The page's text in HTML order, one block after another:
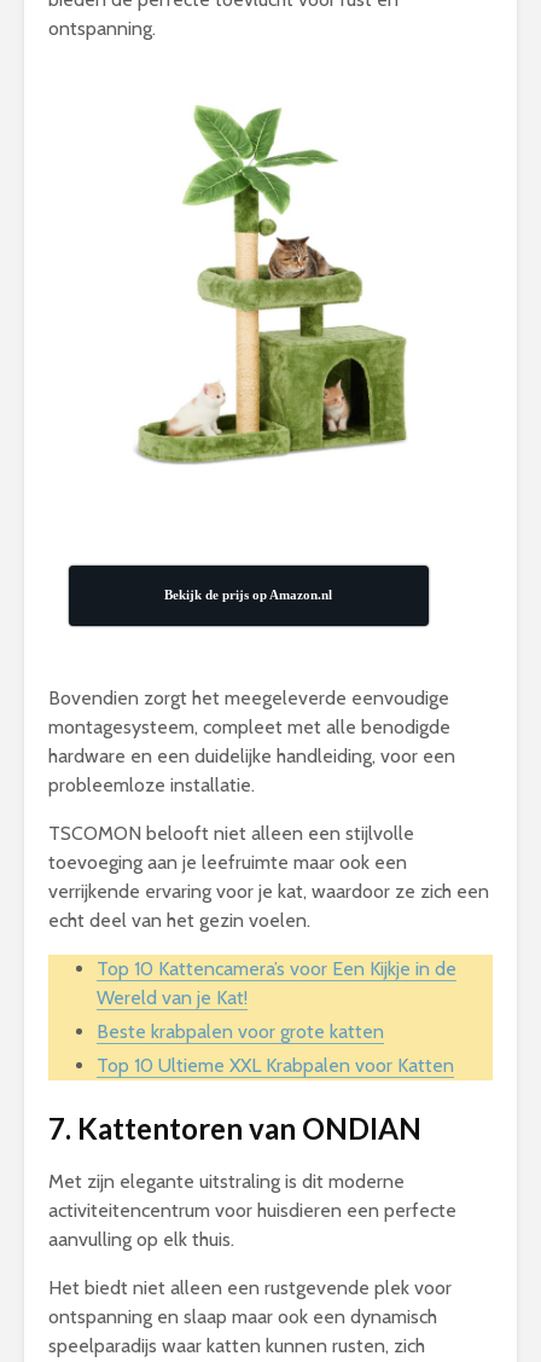
ontspanning.
Bekijk de prijs op Amazon.nl
Bovendien zorgt het meegeleverde eenvoudige
montagesysteem, compleet met alle benodigde
hardware en een duidelijke handleiding, voor een
probleemloze installatie.
TSCOMON belooft niet alleen een stijlvolle
toevoeging aan je leefruimte maar ook een
verrijkende ervaring voor je kat, waardoor ze zich een
echt deel van het gezin voelen.
Top 10 Kattencamera’s voor Een Kijkje in de
Wereld van je Kat!
Beste krabpalen voor grote katten
Top 10 Ultieme XXL Krabpalen voor Katten
7. Kattentoren van ONDIAN
Met zijn elegante uitstraling is dit moderne
activiteitencentrum voor huisdieren een perfecte
aanvulling op elk thuis.
Het biedt niet alleen een rustgevende plek voor
ontspanning en slaap maar ook een dynamisch
speelparadijs waar katten kunnen rusten, zich